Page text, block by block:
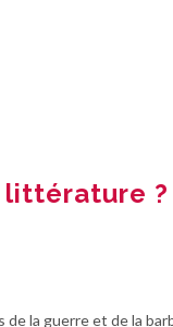
littérature ?
la guerre et de la